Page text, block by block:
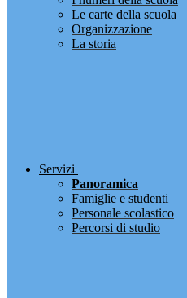
Le carte della scuola
Organizzazione
La storia
Servizi
Panoramica
Famiglie e studenti
Personale scolastico
Percorsi di studio